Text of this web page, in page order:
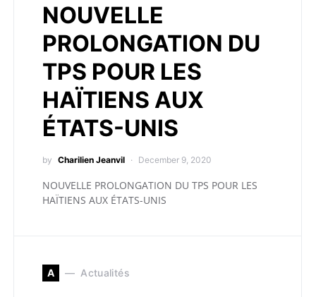
NOUVELLE
PROLONGATION DU
TPS POUR LES
HAÏTIENS AUX
ÉTATS-UNIS
by Charilien Jeanvil December 9, 2020
NOUVELLE PROLONGATION DU TPS POUR LES
HAÏTIENS AUX ÉTATS-UNIS
A Actualités